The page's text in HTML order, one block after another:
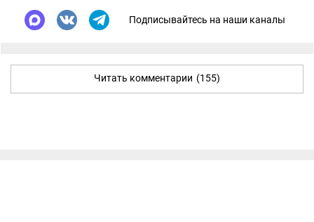
Подписывайтесь на наши каналы
Читать комментарии (155)